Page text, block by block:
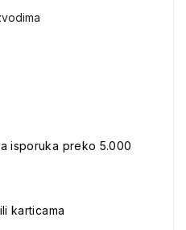
isporuka preko 5.000
karticama